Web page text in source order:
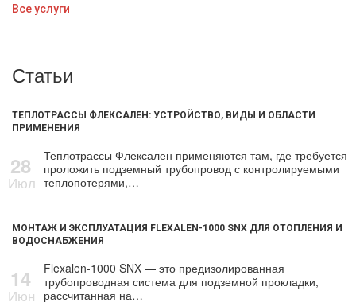
Все услуги
Статьи
ТЕПЛОТРАССЫ ФЛЕКСАЛЕН: УСТРОЙСТВО, ВИДЫ И ОБЛАСТИ
ПРИМЕНЕНИЯ
28
Июл
Теплотрассы Флексален применяются там, где требуется
проложить подземный трубопровод с контролируемыми
теплопотерями,…
МОНТАЖ И ЭКСПЛУАТАЦИЯ FLEXALEN-1000 SNX ДЛЯ ОТОПЛЕНИЯ И
ВОДОСНАБЖЕНИЯ
14
Июн
Flexalen-1000 SNX — это предизолированная
трубопроводная система для подземной прокладки,
рассчитанная на…